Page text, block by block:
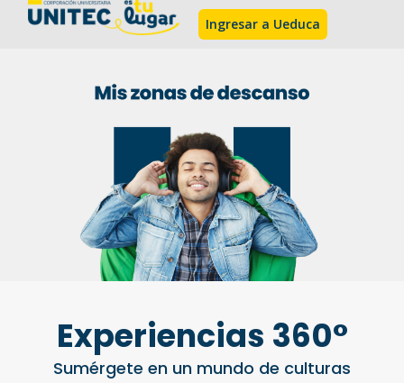
Ingresar a Ueduca
Experiencias 360°
Sumérgete en un mundo de culturas